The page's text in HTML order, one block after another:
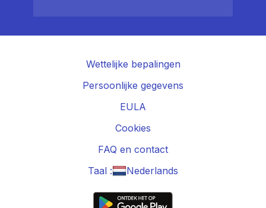
Wettelijke bepalingen
Persoonlijke gegevens
EULA
Cookies
FAQ en contact
Taal :
Nederlands